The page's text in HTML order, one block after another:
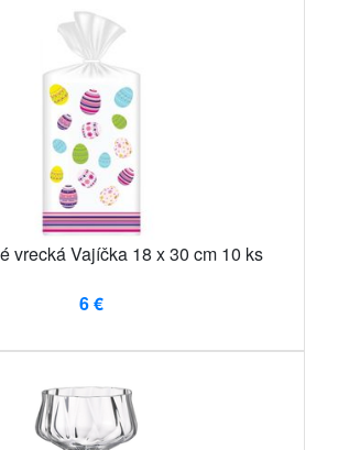
vrecká Vajíčka 18 x 30 cm 10 ks
6 €